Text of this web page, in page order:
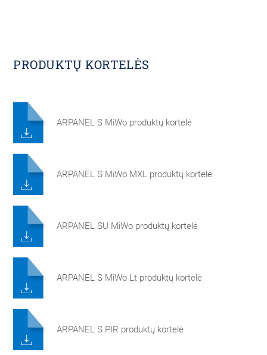
PRODUKTŲ KORTELĖS
ARPANEL S MiWo produktų kortelė
ARPANEL S MiWo MXL produktų kortelė
ARPANEL SU MiWo produktų kortelė
ARPANEL S MiWo Lt produktų kortelė
ARPANEL S PIR produktų kortelė